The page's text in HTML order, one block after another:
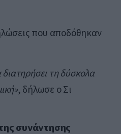
που αποδόθηκαν
τη δύσκολα
, δήλωσε ο Σι
συνάντησης